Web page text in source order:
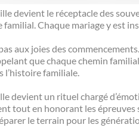
devient le réceptacle des
familial. Chaque mariage y est
aux joies des
que chaque chemin
l’histoire familiale.
devient un rituel chargé
tout en honorant les
le terrain pour les